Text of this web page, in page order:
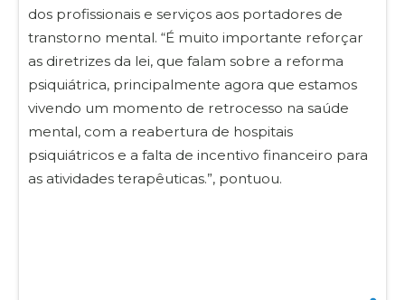
dos profissionais e serviços aos portadores de
transtorno mental. “É muito importante reforçar
as diretrizes da lei, que falam sobre a reforma
psiquiátrica, principalmente agora que estamos
vivendo um momento de retrocesso na saúde
mental, com a reabertura de hospitais
psiquiátricos e a falta de incentivo financeiro para
as atividades terapêuticas.”, pontuou.